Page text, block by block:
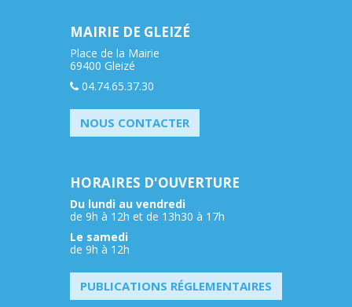
MAIRIE DE GLEIZÉ
Place de la Mairie
69400 Gleizé
04.74.65.37.30
NOUS CONTACTER
HORAIRES D'OUVERTURE
Du lundi au vendredi
de 9h à 12h et de 13h30 à 17h
Le samedi
de 9h à 12h
PUBLICATIONS RÉGLEMENTAIRES